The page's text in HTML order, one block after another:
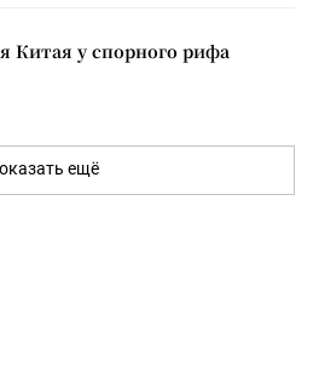
Китая у спорного рифа
ещё